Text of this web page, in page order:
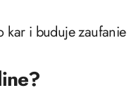
kar i buduje